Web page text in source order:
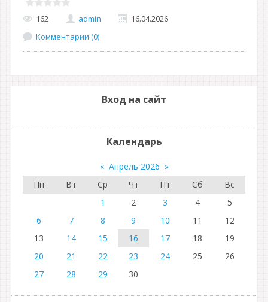
162 admin
16.04.2026
Комментарии (0)
Вход на сайт
Календарь
« Апрель 2026 »
Пн
Вт Ср Чт Пт Сб
Вс
1
2 3 4
5
6
7 8 9 10 11
12
13
14 15 16 17 18
19
20
21 22 23 24 25
26
27
28 29 30